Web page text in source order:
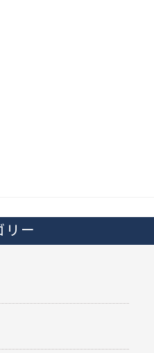
リー